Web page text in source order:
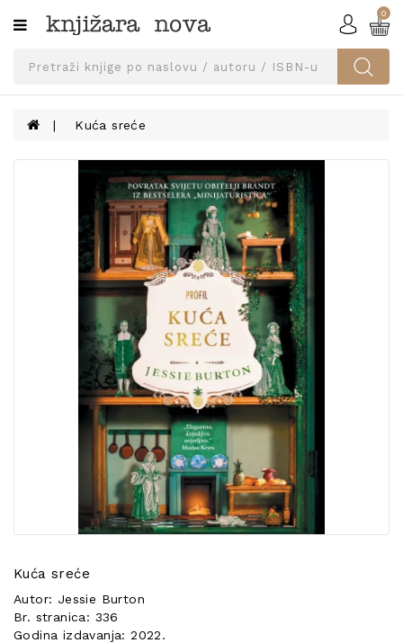
Kategorije
SVEUČILIŠNA
UDŽBENICI
KNJIGE
PRIBOR
UDŽBENIKE!
0
Kuća sreće
Kuća sreće
Autor: Jessie Burton
Br. stranica: 336
Godina izdavanja: 2022.